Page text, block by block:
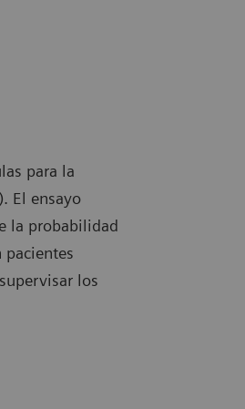
para la
El ensayo
la probabilidad
los